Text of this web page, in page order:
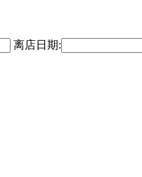
离店日期: